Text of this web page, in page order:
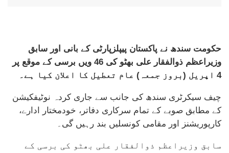
حکومت سندھ نے پاکستان پیپلزپارٹی کے بانی اور سابق
وزیراعظم ذوالفقار علی بھٹو کی 46 ویں برسی کے موقع پر
4 اپریل (بروز جمعہ) عام تعطیل کا اعلان کیا ہے۔
چیف سیکرٹری سندھ کی جانب سے جاری کردہ نوٹیفکیشن
کے مطابق صوبے کے تمام سرکاری دفاتر، خودمختار ادارے،
کارپوریشنز اور مقامی کونسلیں بند رہیں گی۔
سابق وزیراعظم ذوالفقار علی بھٹو کی برسی کے